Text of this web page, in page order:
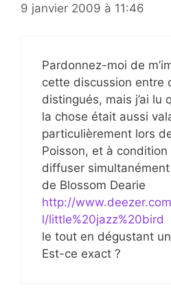
9 janvier 2009 à 11:46
Pardonnez-moi de
cette discussion entre
distingués, mais j’ai lu
la chose était aussi
particulièrement lors
Poisson, et à
diffuser
de Blossom Dearie
http://
l/little%20jazz%20bird
le tout en dégustant
Est-ce exact ?